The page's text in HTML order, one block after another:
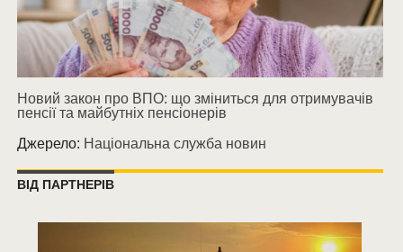
Новий закон про ВПО: що зміниться для отримувачів
пенсії та майбутніх пенсіонерів
Джерело: Національна служба новин
ВІД ПАРТНЕРІВ